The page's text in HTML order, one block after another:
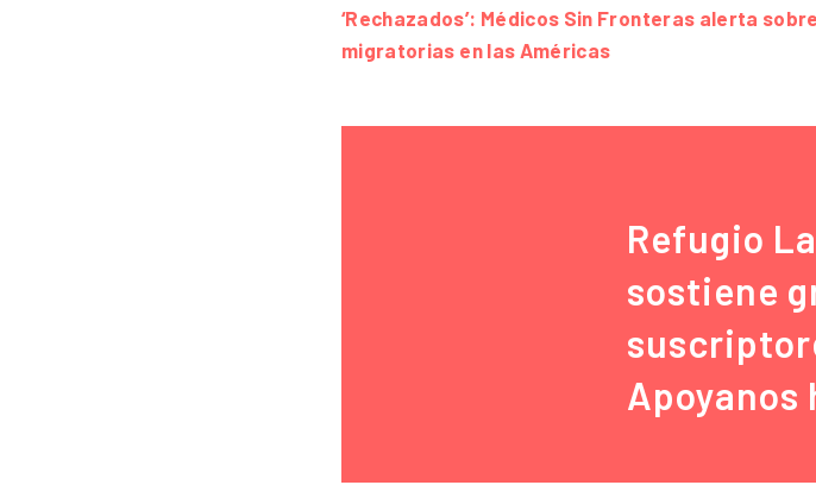
‘Rechazados’: Médicos Sin Fronteras alerta
migratorias en las Américas
Refugio
sostiene